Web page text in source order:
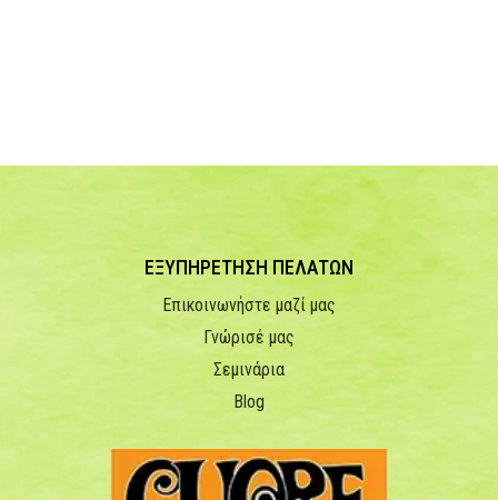
ΕΞΥΠΗΡΕΤΗΣΗ ΠΕΛΑΤΩΝ
Επικοινωνήστε μαζί μας
Γνώρισέ μας
Σεμινάρια
Blog